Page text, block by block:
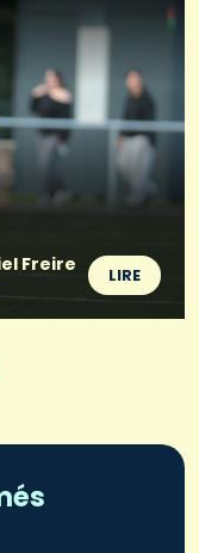
Freire
LIRE